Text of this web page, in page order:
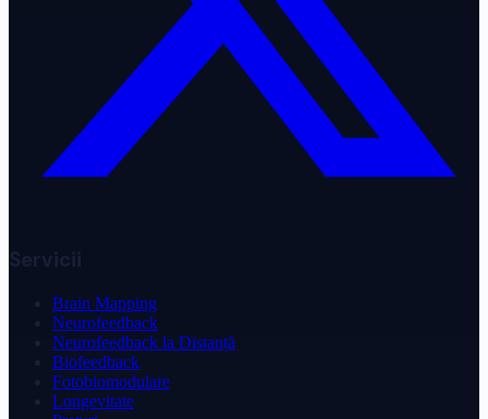
Servicii
Brain Mapping
Neurofeedback
Neurofeedback la Distanță
Biofeedback
Fotobiomodulare
Longevitate